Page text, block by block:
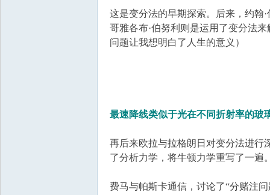
这是变分法的早期探索。后来，约翰
哥雅各布·伯努利则是运用了变分法
问题让我想明白了人生的意义）
最速降线类似于光在不同折射率的玻
再后来欧拉与拉格朗日对变分法进行
了分析力学，将牛顿力学重写了一遍
费马与帕斯卡通信，讨论了“分赌注